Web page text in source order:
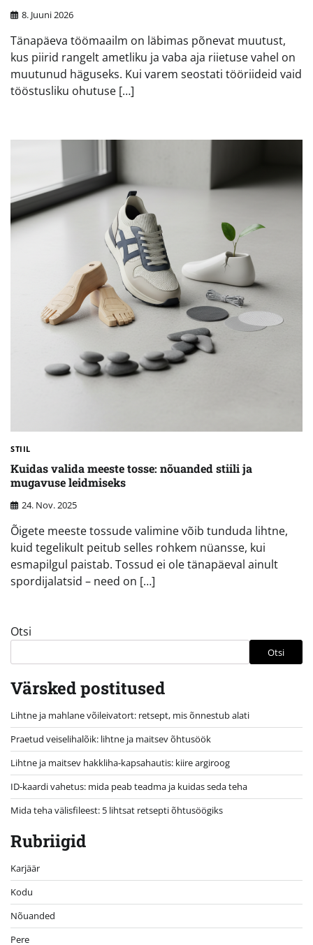
8. Juuni 2026
Tänapäeva töömaailm on läbimas põnevat muutust,
kus piirid rangelt ametliku ja vaba aja riietuse vahel on
muutunud häguseks. Kui varem seostati tööriideid vaid
tööstusliku ohutuse […]
STIIL
Kuidas valida meeste tosse: nõuanded stiili ja
mugavuse leidmiseks
24. Nov. 2025
Õigete meeste tossude valimine võib tunduda lihtne,
kuid tegelikult peitub selles rohkem nüansse, kui
esmapilgul paistab. Tossud ei ole tänapäeval ainult
spordijalatsid – need on […]
Otsi
Otsi
Värsked postitused
Lihtne ja mahlane võileivatort: retsept, mis õnnestub alati
Praetud veiselihalõik: lihtne ja maitsev õhtusöök
Lihtne ja maitsev hakkliha-kapsahautis: kiire argiroog
ID-kaardi vahetus: mida peab teadma ja kuidas seda teha
Mida teha välisfileest: 5 lihtsat retsepti õhtusöögiks
Rubriigid
Karjäär
Kodu
Nõuanded
Pere